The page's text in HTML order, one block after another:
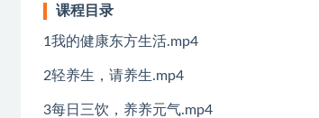
课程目录
1我的健康东方生活.mp4
2轻养生，请养生.mp4
3每日三饮，养养元气.mp4